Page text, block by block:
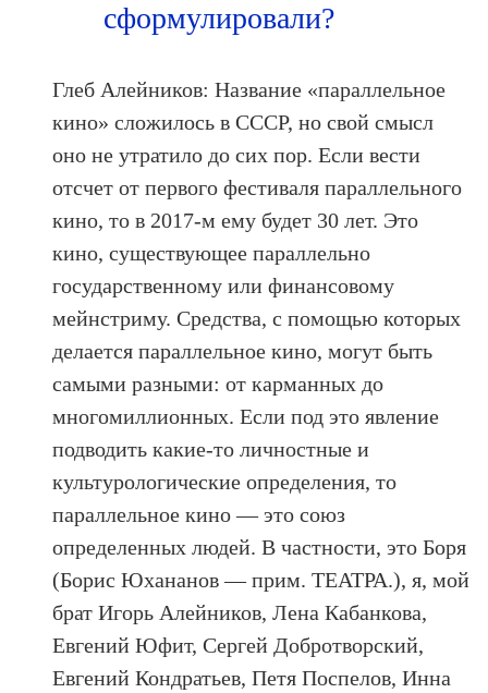
сформулировали?
Глеб Алейников: Название «параллельное
кино» сложилось в СССР, но свой смысл
оно не утратило до сих пор. Если вести
отсчет от первого фестиваля параллельного
кино, то в 2017-м ему будет 30 лет. Это
кино, существующее параллельно
государственному или финансовому
мейнстриму. Средства, с помощью которых
делается параллельное кино, могут быть
самыми разными: от карманных до
многомиллионных. Если под это явление
подводить какие-то личностные и
культурологические определения, то
параллельное кино — это союз
определенных людей. В частности, это Боря
(Борис Юхананов — прим. ТЕАТРА.), я, мой
брат Игорь Алейников, Лена Кабанкова,
Евгений Юфит, Сергей Добротворский,
Евгений Кондратьев, Петя Поспелов, Инна